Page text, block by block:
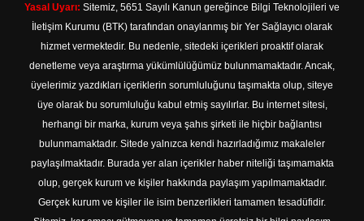
Yasal Uyarı: Sitemiz, 5651 Sayılı Kanun gereğince Bilgi Teknolojileri ve
İletişim Kurumu (BTK) tarafından onaylanmış bir Yer Sağlayıcı olarak
hizmet vermektedir. Bu nedenle, sitedeki içerikleri proaktif olarak
denetleme veya araştırma yükümlülüğümüz bulunmamaktadır. Ancak,
üyelerimiz yazdıkları içeriklerin sorumluluğunu taşımakta olup, siteye
üye olarak bu sorumluluğu kabul etmiş sayılırlar. Bu internet sitesi,
herhangi bir marka, kurum veya şahıs şirketi ile hiçbir bağlantısı
bulunmamaktadır. Sitede yalnızca kendi hazırladığımız makaleler
paylaşılmaktadır. Burada yer alan içerikler haber niteliği taşımamakta
olup, gerçek kurum ve kişiler hakkında paylaşım yapılmamaktadır.
Gerçek kurum ve kişiler ile isim benzerlikleri tamamen tesadüfidir.